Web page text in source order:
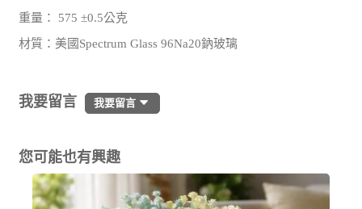
重量： 575 ±0.5公克
材質：美國Spectrum Glass 96Na20鈉玻璃
我要留言 我要留言
您可能也有興趣